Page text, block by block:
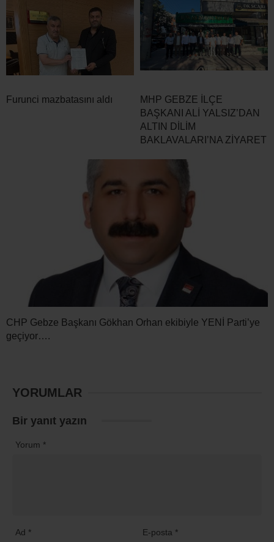
Furunci mazbatasını aldı
MHP GEBZE İLÇE
BAŞKANI ALİ YALSIZ’DAN
ALTIN DİLİM
BAKLAVALARI’NA ZİYARET
CHP Gebze Başkanı Gökhan Orhan ekibiyle YENİ Parti’ye
geçiyor….
YORUMLAR
Bir yanıt yazın
Yorum *
Ad * E-posta *